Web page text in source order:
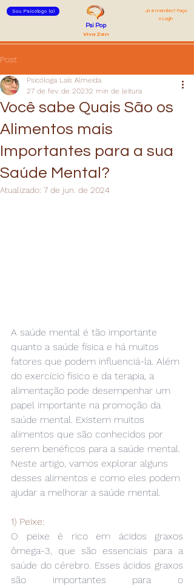
Sou Psicólogo (a)
Já é membro? Faça
o Login
Psi Pop
Viva Zen
Post
Você sabe Quais São os
Alimentos mais
Importantes para a sua
Saúde Mental?
Psicóloga Laís Almeida
27 de fev. de 20232 min de leitura
Atualizado: 7 de jun. de 2024
A saúde mental é tão importante
quanto a saúde física e há muitos
fatores que podem influenciá-la. Além
do exercício físico e da terapia, a
alimentação pode desempenhar um
papel importante na promoção da
saúde mental. Existem muitos
alimentos que são conhecidos por
serem benéficos para a saúde mental.
Neste artigo, vamos explorar alguns
desses alimentos e como eles podem
ajudar a melhorar a saúde mental.
1) Peixe:
O peixe é rico em ácidos graxos
ômega-3, que são essenciais para a
saúde do cérebro. Esses ácidos graxos
são importantes para o